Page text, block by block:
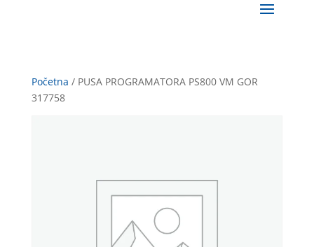
Početna / PUSA PROGRAMATORA PS800 VM GOR
317758